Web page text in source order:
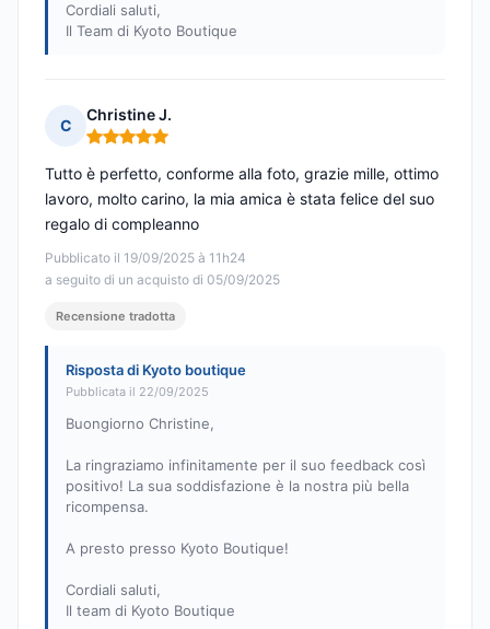
Cordiali saluti,
Il Team di Kyoto Boutique
C
Christine J.
Nota: 5 su 5
Pubblicato il 19/09/2025 à 11h24
a seguito di un acquisto di 05/09/2025
Tutto è perfetto, conforme alla foto, grazie mille, ottimo
lavoro, molto carino, la mia amica è stata felice del suo
regalo di compleanno
Recensione tradotta
Risposta di Kyoto boutique
Pubblicata il 22/09/2025
Buongiorno Christine,
La ringraziamo infinitamente per il suo feedback così
positivo! La sua soddisfazione è la nostra più bella
ricompensa.
A presto presso Kyoto Boutique!
Cordiali saluti,
Il team di Kyoto Boutique